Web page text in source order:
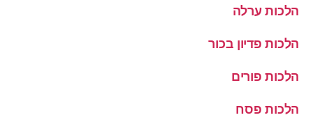
הלכות ערלה
הלכות פדיון בכור
הלכות פורים
הלכות פסח